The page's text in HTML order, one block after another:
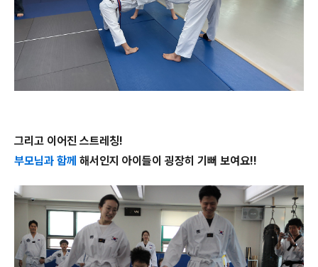
그리고 이어진 스트레칭!
부모님과 함께 해서인지 아이들이 굉장히 기뻐 보여요!!